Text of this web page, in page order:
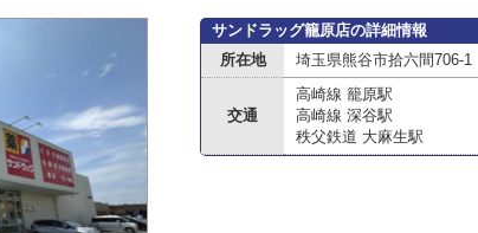
サンドラッグ籠原店の詳細情報
所在地
埼玉県熊谷市拾六間706-1
交通
高崎線 籠原駅
高崎線 深谷駅
秩父鉄道 大麻生駅